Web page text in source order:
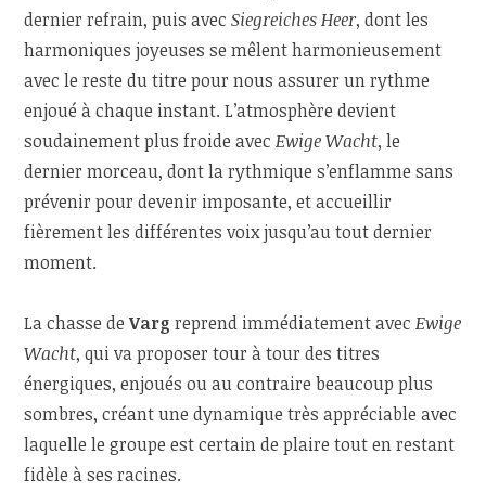
dernier refrain, puis avecSiegreiches Heer, dont les
harmoniques joyeuses se mêlent harmonieusement
avec le reste du titre pour nous assurer un rythme
enjoué à chaque instant. L’atmosphère devient
soudainement plus froide avecEwige Wacht, le
dernier morceau, dont la rythmique s’enflamme sans
prévenir pour devenir imposante, et accueillir
fièrement les différentes voix jusqu’au tout dernier
moment.
La chasse deVarg reprend immédiatement avecEwige
Wacht, qui va proposer tour à tour des titres
énergiques, enjoués ou au contraire beaucoup plus
sombres, créant une dynamique très appréciable avec
laquelle le groupe est certain de plaire tout en restant
fidèle à ses racines.